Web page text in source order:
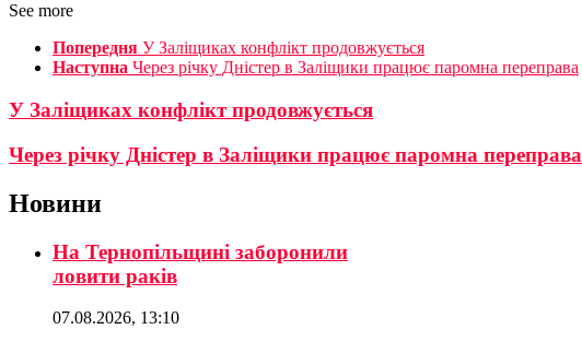
See more
Попередня У Заліщиках конфлікт продовжується
Наступна Через річку Дністер в Заліщики працює паромна переправа
У Заліщиках конфлікт продовжується
Через річку Дністер в Заліщики працює паромна переправа
Новини
На Тернопільщині заборонили
ловити раків
07.08.2026, 13:10